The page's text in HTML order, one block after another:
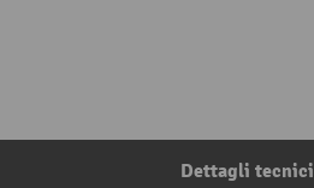
Dettagli tecnici